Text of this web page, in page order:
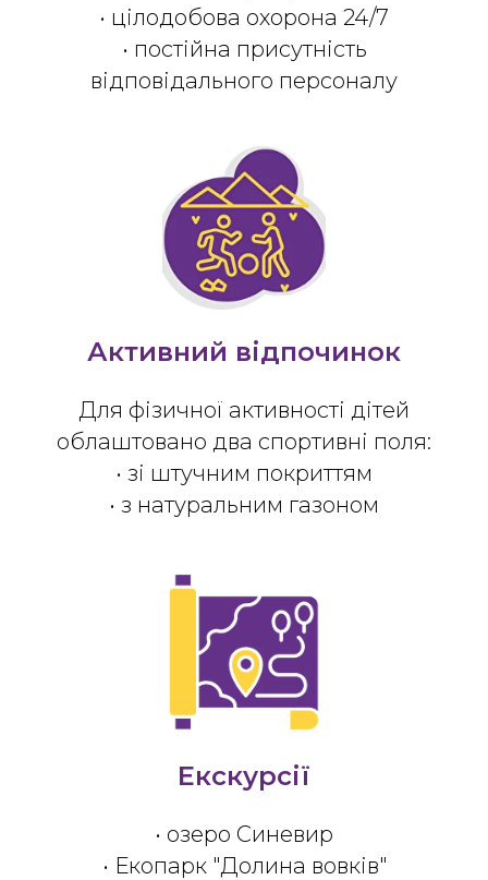
• цілодобова охорона 24/7
• постійна присутність
відповідального персоналу
Активний відпочинок
Для фізичної активності дітей
облаштовано два спортивні поля:
• зі штучним покриттям
• з натуральним газоном
Екскурсії
• озеро Синевир
• Екопарк "Долина вовків"